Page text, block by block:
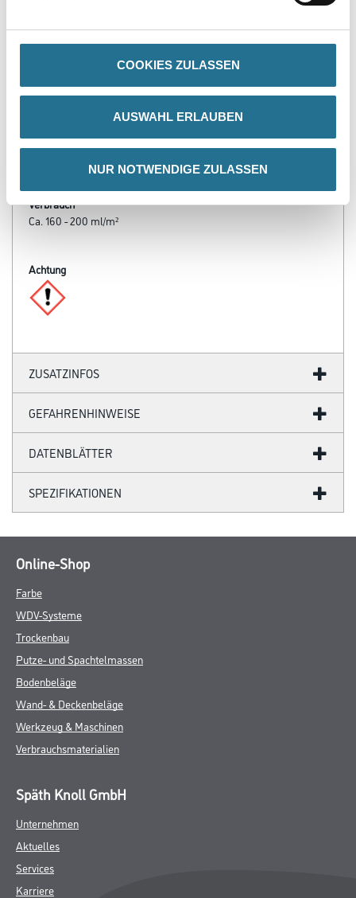
COOKIES ZULASSEN
AUSWAHL ERLAUBEN
NUR NOTWENDIGE ZULASSEN
- Gut deckend
- Optimal zu verarbeiten
- Ideal für Raufaserbeschichtungen
- Frei von foggingaktiven Substanzen
Verarbeitungstemp./Luftfeuchte
Untergrundverhältnisse während Verarbeitung und Trocknung.
Verbrauch
Ca. 160 - 200 ml/m²
Achtung
ZUSATZINFOS
GEFAHRENHINWEISE
DATENBLÄTTER
SPEZIFIKATIONEN
Online-Shop
Farbe
WDV-Systeme
Trockenbau
Putze- und Spachtelmassen
Bodenbeläge
Wand- & Deckenbeläge
Werkzeug & Maschinen
Verbrauchsmaterialien
Späth Knoll GmbH
Unternehmen
Aktuelles
Services
Karriere